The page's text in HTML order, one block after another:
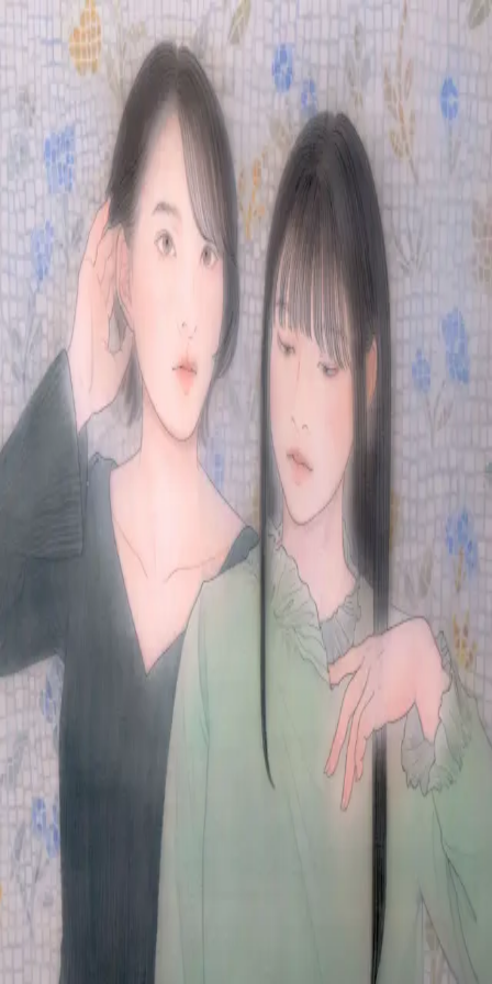
Skip to main content
山本 有彩Arisa Yamamoto
WorksProfile ExhibitionsContact
JP／
Index‹120 312 ›
わたしたちの日々は続く
Year
2022
Size
Description
2022/絹本着彩/530×410mm
©
Arisa Yamamoto InstagramX